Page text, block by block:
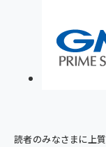
読者のみなさまに上